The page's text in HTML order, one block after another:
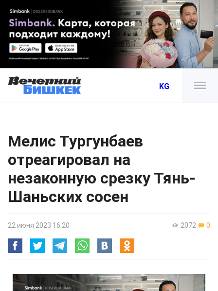
KG
Мелис Тургунбаев
отреагировал на
незаконную срезку Тянь-
Шаньских сосен
2072 0
22 июня 2023 16:20